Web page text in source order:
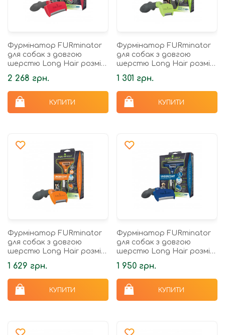
Фурмінатор FURminator
для собак з довгою
шерстю Long Hair розмір
XL
2 268 грн.
КУПИТИ
Фурмінатор FURminator
для собак з довгою
шерстю Long Hair розмір
S
1 301 грн.
КУПИТИ
Фурмінатор FURminator
для собак з довгою
шерстю Long Hair розмір
M
1 629 грн.
КУПИТИ
Фурмінатор FURminator
для собак з довгою
шерстю Long Hair розмір
L
1 950 грн.
КУПИТИ